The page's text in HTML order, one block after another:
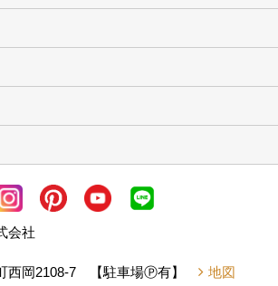
載
ト
募集 (2)
会社
西岡2108-7 【駐車場Ⓟ有】
地図